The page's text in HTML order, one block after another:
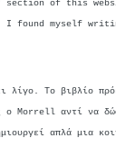
of this
I found myself
λίγο. Το βιβλίο
ο Morrell αντί να
απλά μια